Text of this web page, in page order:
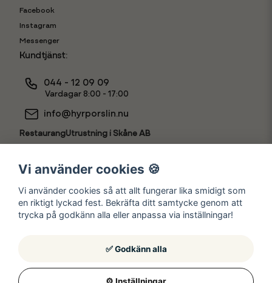
Facebook
Instagram
Messenger
Kundtjänst:
044 - 12 09 09
Vardagar 8:00 - 17:00
info@hyrporslin.nu
RestaurangUtrustning i Skåne AB
Hyr som
Vi använder cookies 🍪
Vi använder cookies så att allt fungerar lika smidigt som
en riktigt lyckad fest. Bekräfta ditt samtycke genom att
trycka på godkänn alla eller anpassa via inställningar!
✅ Godkänn alla